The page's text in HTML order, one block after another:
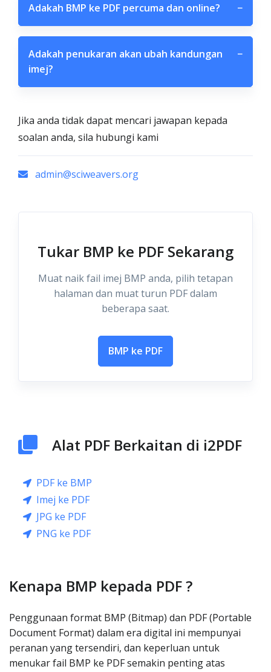
Adakah BMP ke PDF percuma dan online? −
Adakah penukaran akan ubah kandungan
imej?
−
Jika anda tidak dapat mencari jawapan kepada
soalan anda, sila hubungi kami
admin@sciweavers.org
Tukar BMP ke PDF Sekarang
Muat naik fail imej BMP anda, pilih tetapan
halaman dan muat turun PDF dalam
beberapa saat.
BMP ke PDF
Alat PDF Berkaitan di i2PDF
PDF ke BMP
Imej ke PDF
JPG ke PDF
PNG ke PDF
Kenapa BMP kepada PDF ?
Penggunaan format BMP (Bitmap) dan PDF (Portable
Document Format) dalam era digital ini mempunyai
peranan yang tersendiri, dan keperluan untuk
menukar fail BMP ke PDF semakin penting atas